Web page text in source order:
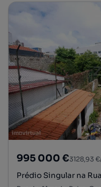
995 000 €3128,93
Prédio Singular na